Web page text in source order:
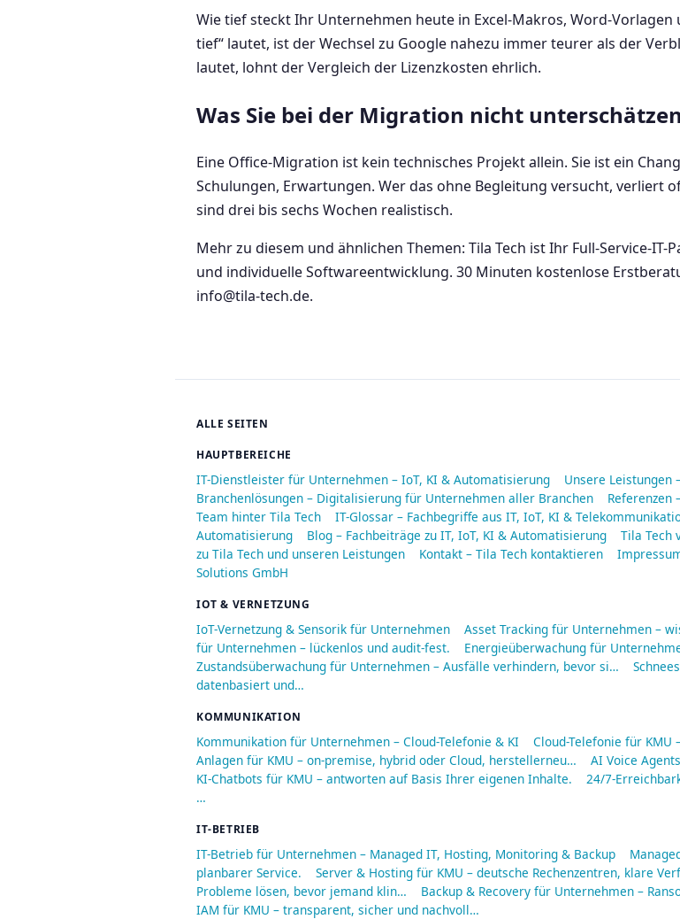
Wie tief steckt Ihr Unternehmen heute in Excel-Makros, Word-
tief“ lautet, ist der Wechsel zu Google nahezu immer teurer als der
lautet, lohnt der Vergleich der Lizenzkosten ehrlich.
Was Sie bei der Migration nicht
Eine Office-Migration ist kein technisches Projekt allein. Sie ist ein
Schulungen, Erwartungen. Wer das ohne Begleitung versucht, verliert
sind drei bis sechs Wochen realistisch.
Mehr zu diesem und ähnlichen Themen: Tila Tech ist Ihr Full-Service-
und individuelle Softwareentwicklung. 30 Minuten kostenlose
info@tila-tech.de.
ALLE SEITEN
HAUPTBEREICHE
IT-Dienstleister für Unternehmen – IoT, KI & Automatisierung
Unsere Leistungen
Branchenlösungen – Digitalisierung für Unternehmen aller Branchen
Referenzen
Team hinter Tila Tech
IT-Glossar – Fachbegriffe aus IT, IoT, KI &
Automatisierung
Blog – Fachbeiträge zu IT, IoT, KI & Automatisierung Tila Tech
zu Tila Tech und unseren Leistungen
Kontakt – Tila Tech kontaktieren
Solutions GmbH
IOT & VERNETZUNG
IoT-Vernetzung & Sensorik für Unternehmen Asset Tracking für Unternehmen –
für Unternehmen – lückenlos und audit-fest.
Energieüberwachung für
Zustandsüberwachung für Unternehmen – Ausfälle verhindern, bevor si…
datenbasiert und…
KOMMUNIKATION
Kommunikation für Unternehmen – Cloud-Telefonie & KI Cloud-Telefonie für
Anlagen für KMU – on-premise, hybrid oder Cloud, herstellerneu…
AI Voice
KI-Chatbots für KMU – antworten auf Basis Ihrer eigenen Inhalte.
24/7-
…
IT-BETRIEB
IT-Betrieb für Unternehmen – Managed IT, Hosting, Monitoring & Backup
planbarer Service.
Server & Hosting für KMU – deutsche Rechenzentren, klare
Probleme lösen, bevor jemand klin…
Backup & Recovery für Unternehmen –
IAM für KMU – transparent, sicher und nachvoll…